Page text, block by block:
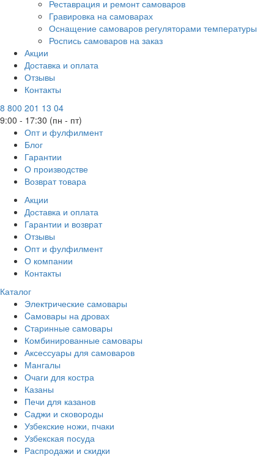
Реставрация и ремонт самоваров
Гравировка на самоварах
Оснащение самоваров регуляторами температуры
Роспись самоваров на заказ
Акции
Доставка и оплата
Отзывы
Контакты
8 800 201 13 04
9:00 - 17:30 (пн - пт)
Опт и фулфилмент
Блог
Гарантии
О производстве
Возврат товара
Акции
Доставка и оплата
Гарантии и возврат
Отзывы
Опт и фулфилмент
О компании
Контакты
Каталог
Электрические самовары
Cамовары на дровах
Старинные самовары
Комбинированные самовары
Аксессуары для самоваров
Мангалы
Очаги для костра
Казаны
Печи для казанов
Саджи и сковороды
Узбекские ножи, пчаки
Узбекская посуда
Распродажи и скидки